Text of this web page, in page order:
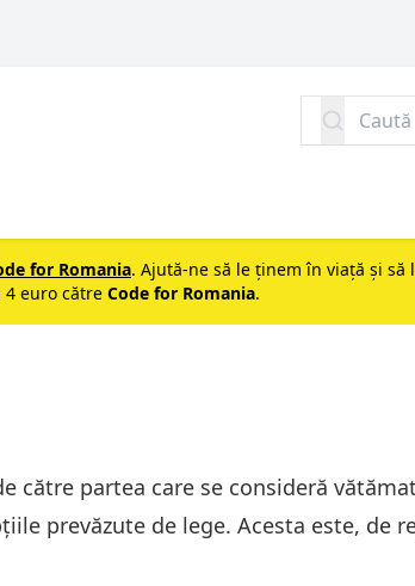
Caută
for Romania. Ajută-ne să le ținem în viață și să
4 euro către Code for Romania.
către partea care se consideră
prevăzute de lege. Acesta este, de